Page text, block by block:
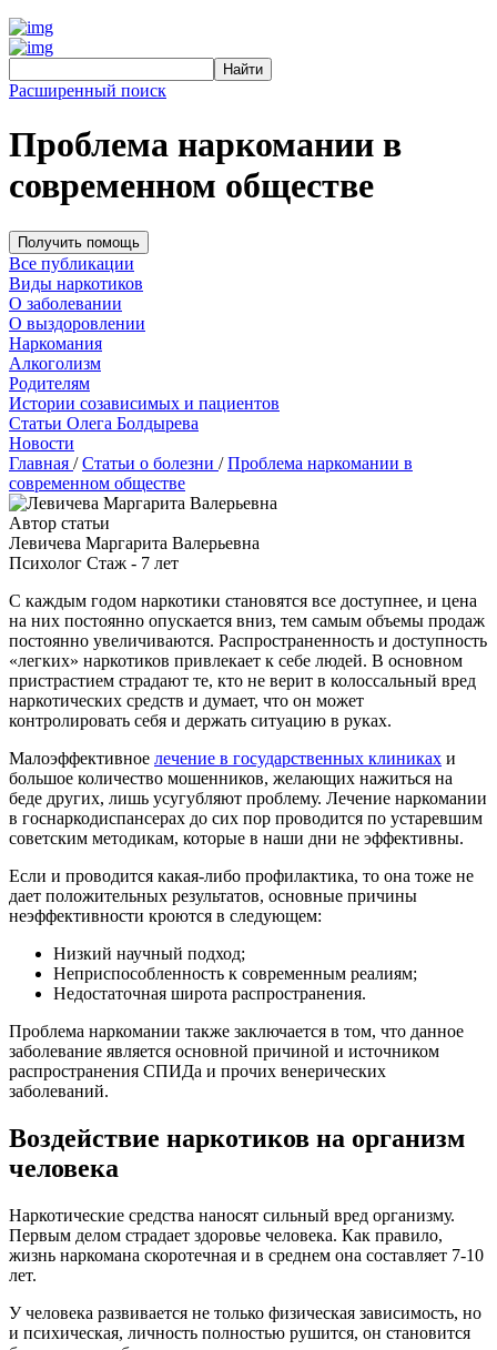
Расширенный поиск
Проблема наркомании в
современном обществе
Получить помощь
Все публикации
Виды наркотиков
О заболевании
О выздоровлении
Наркомания
Алкоголизм
Родителям
Истории созависимых и пациентов
Cтатьи Олега Болдырева
Новости
Главная /Статьи о болезни /Проблема наркомании в
современном обществе
Автор статьи
Левичева Маргарита Валерьевна
Психолог Стаж - 7 лет
С каждым годом наркотики становятся все доступнее, и цена
на них постоянно опускается вниз, тем самым объемы продаж
постоянно увеличиваются. Распространенность и доступность
«легких» наркотиков привлекает к себе людей. В основном
пристрастием страдают те, кто не верит в колоссальный вред
наркотических средств и думает, что он может
контролировать себя и держать ситуацию в руках.
Малоэффективное лечение в государственных клиниках и
большое количество мошенников, желающих нажиться на
беде других, лишь усугубляют проблему. Лечение наркомании
в госнаркодиспансерах до сих пор проводится по устаревшим
советским методикам, которые в наши дни не эффективны.
Если и проводится какая-либо профилактика, то она тоже не
дает положительных результатов, основные причины
неэффективности кроются в следующем:
Низкий научный подход;
Неприспособленность к современным реалиям;
Недостаточная широта распространения.
Проблема наркомании также заключается в том, что данное
заболевание является основной причиной и источником
распространения СПИДа и прочих венерических
заболеваний.
Воздействие наркотиков на организм
человека
Наркотические средства наносят сильный вред организму.
Первым делом страдает здоровье человека. Как правило,
жизнь наркомана скоротечная и в среднем она составляет 7-10
лет.
У человека развивается не только физическая зависимость, но
и психическая, личность полностью рушится, он становится